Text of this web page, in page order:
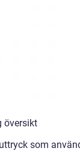
översikt
som